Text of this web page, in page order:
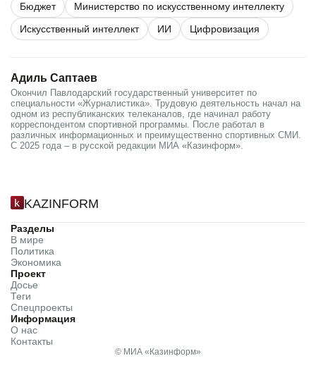
Бюджет
Министерство по искусственному интеллекту
Искусственный интеллект
ИИ Цифровизация
Адиль Саптаев
Окончил Павлодарский государственный университет по
специальности «Журналистика». Трудовую деятельность начал на
одном из республиканских телеканалов, где начинал работу
корреспондентом спортивной программы. После работал в
различных информационных и преимущественно спортивных СМИ.
С 2025 года – в русской редакции МИА «Казинформ».
KAZINFORM
Разделы
В мире
Политика
Экономика
Проект
Досье
Теги
Спецпроекты
Информация
О нас
Контакты
© МИА «Казинформ»